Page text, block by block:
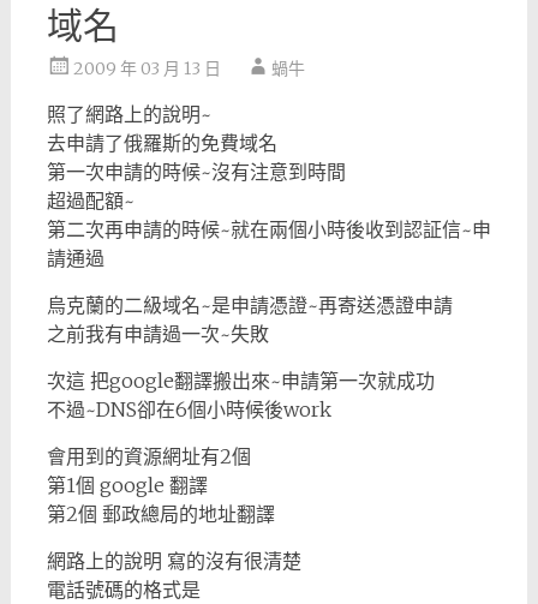
域名
2009 年 03 月 13 日 蝸牛
照了網路上的說明~
去申請了俄羅斯的免費域名
第一次申請的時候~沒有注意到時間
超過配額~
第二次再申請的時候~就在兩個小時後收到認証信~申
請通過
烏克蘭的二級域名~是申請憑證~再寄送憑證申請
之前我有申請過一次~失敗
次這 把google翻譯搬出來~申請第一次就成功
不過~DNS卻在6個小時候後work
會用到的資源網址有2個
第1個 google 翻譯
第2個 郵政總局的地址翻譯
網路上的說明 寫的沒有很清楚
電話號碼的格式是